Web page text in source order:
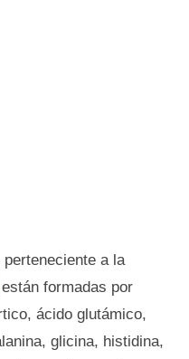
a la
formadas por
ácido glutámico,
glicina, histidina,